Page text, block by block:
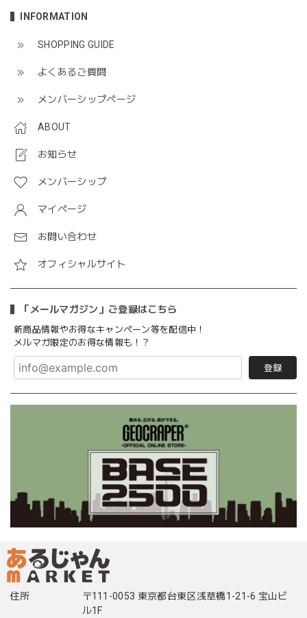
INFORMATION
SHOPPING GUIDE
よくあるご質問
メンバーシップページ
ABOUT
お知らせ
メンバーシップ
マイページ
お問い合わせ
オフィシャルサイト
「メールマガジン」ご登録はこちら
新商品情報やお得なキャンペーン等を配信中！
メルマガ限定のお得な情報も！？
登録
住所
〒111-0053 東京都台東区浅草橋1-21-6 宝山ビ
ル1F